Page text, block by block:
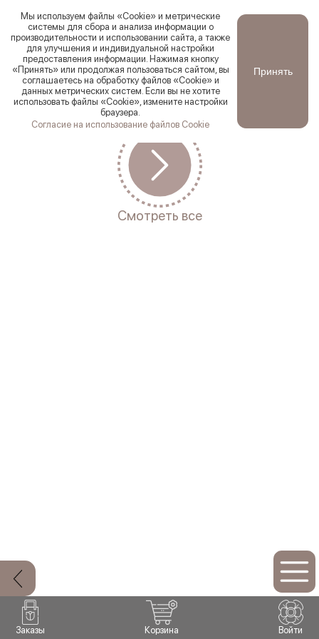
Ваш город
Да Первоуральск
Новинки Смотреть все Хиты продаж По цене:
Смотреть все
Заказы Корзина Войти
Мы используем файлы «Cookie» и метрические
системы для сбора и анализа информации о
производительности и использовании сайта, а также
для улучшения и индивидуальной настройки
предоставления информации. Нажимая кнопку
«Принять» или продолжая пользоваться сайтом, вы
соглашаетесь на обработку файлов «Cookie» и
данных метрических систем. Если вы не хотите
использовать файлы «Cookie», измените настройки
браузера.
Принять
Согласие на использование файлов Cookie